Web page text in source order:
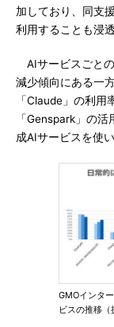
加しており、同支
利用することも浸
AIサービスごと
減少傾向にある一
「Claude」の利用
「Genspark」の
成AIサービスを使
GMOインタ
ビスの推移（